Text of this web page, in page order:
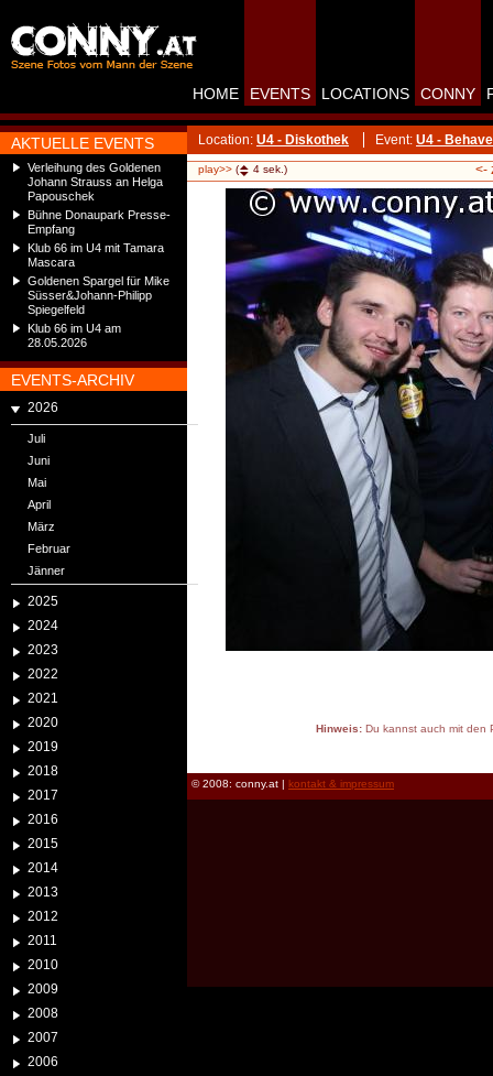
AKTUELLE EVENTS
Verleihung des Goldenen
Johann Strauss an Helga
Papouschek
Bühne Donaupark Presse-
Empfang
Klub 66 im U4 mit Tamara
Mascara
Goldenen Spargel für Mike
Süsser&Johann-Philipp
Spiegelfeld
Klub 66 im U4 am
28.05.2026
EVENTS-ARCHIV
2026
Juli
Juni
Mai
April
März
Februar
Jänner
2025
2024
2023
2022
2021
2020
2019
2018
2017
2016
2015
2014
2013
2012
2011
2010
2009
2008
2007
2006
HOME EVENTS LOCATIONS CONNY
Location: U4 - Diskothek Event: U4 - Behave
play>> ( 4 sek.) <-
Hinweis:Du kannst auch mit den
© 2008: conny.at | kontakt & impressum